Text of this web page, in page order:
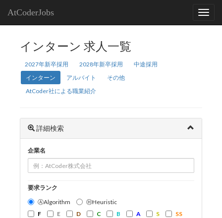
AtCoderJobs
インターン 求人一覧
2027年新卒採用 2028年新卒採用
中途採用
インターン
アルバイト
その他
AtCoder社による職業紹介
詳細検索
企業名
要求ランク
ⒶAlgorithm
ⒽHeuristic
F
E D C B A S
SS